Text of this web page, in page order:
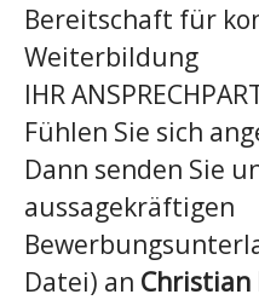
Bereitschaft für
Weiterbildung
IHR
Fühlen Sie sich
Dann senden Sie
aussagekräftigen
Datei) an Christian